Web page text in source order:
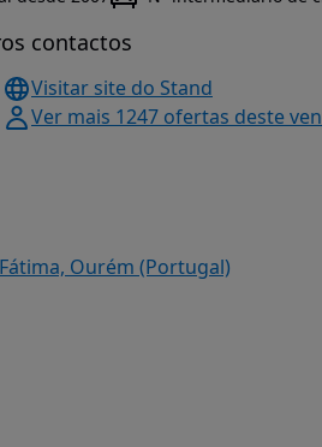
contactos
Visitar site do Stand
Ver mais 1247 ofertas deste
Ourém (Portugal)